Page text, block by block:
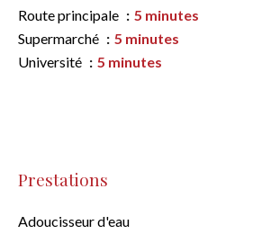
Route principale
5 minutes
Supermarché
5 minutes
Université
5 minutes
Prestations
Adoucisseur d'eau